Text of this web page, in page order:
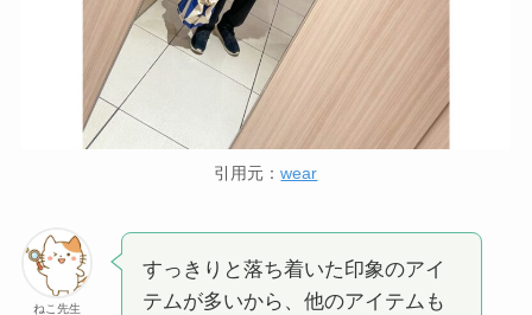
引用元：wear
ねこ先生
すっきりと落ち着いた印象のアイ
テムが多いから、他のアイテムも